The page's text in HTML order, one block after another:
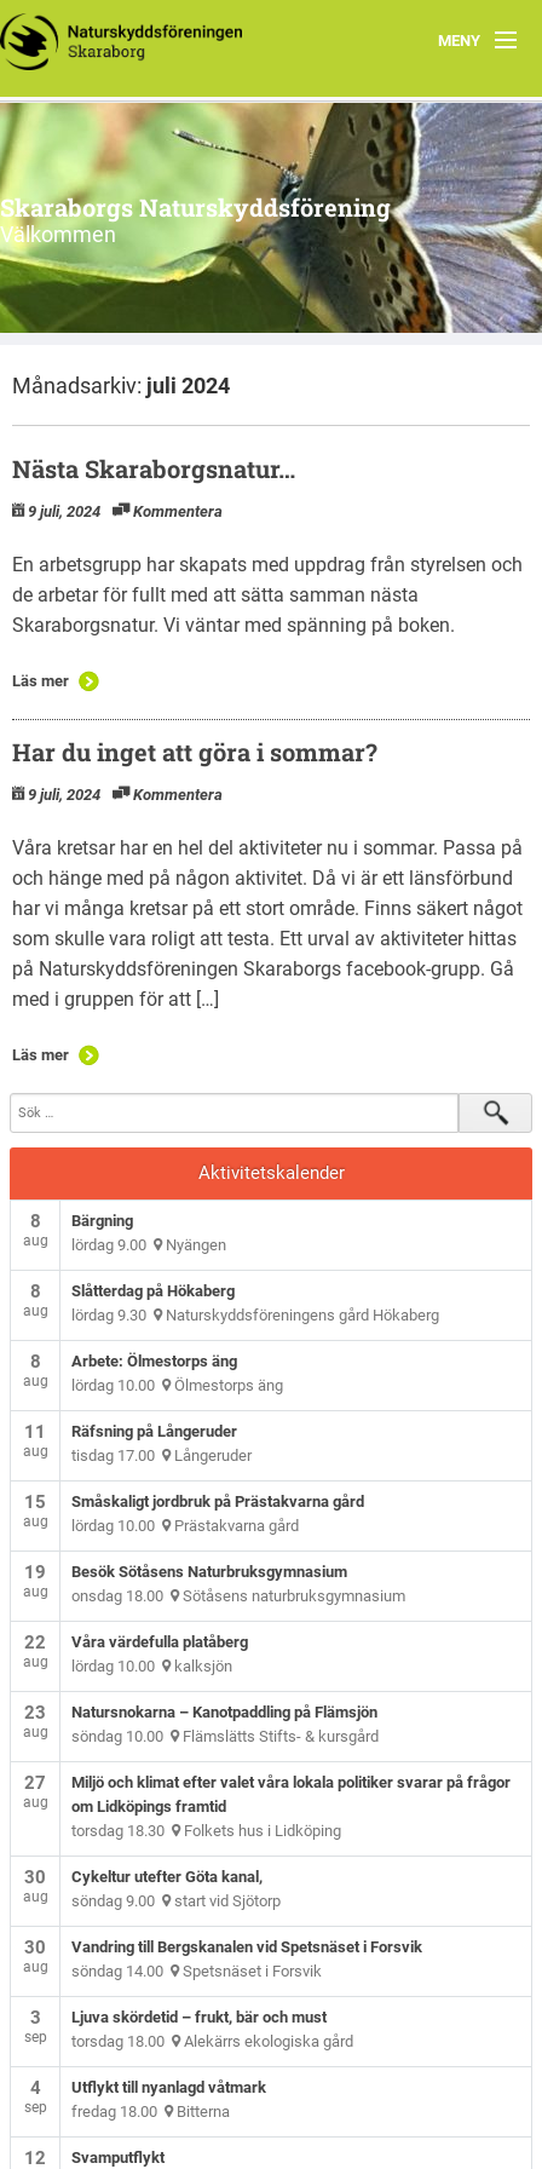
MENY
Startsida
Aktuellt
Kontakta oss
Stoppa brytning av alunskiffer i Västgötabergen
Skaraborgsnatur
Skaraborgs Naturskyddsförening
Välkommen
Månadsarkiv: juli 2024
Nästa Skaraborgsnatur…
9 juli, 2024 Kommentera
En arbetsgrupp har skapats med uppdrag från styrelsen och
de arbetar för fullt med att sätta samman nästa
Skaraborgsnatur. Vi väntar med spänning på boken.
Läs mer
Har du inget att göra i sommar?
9 juli, 2024 Kommentera
Våra kretsar har en hel del aktiviteter nu i sommar. Passa på
och hänge med på någon aktivitet. Då vi är ett länsförbund
har vi många kretsar på ett stort område. Finns säkert något
som skulle vara roligt att testa. Ett urval av aktiviteter hittas
på Naturskyddsföreningen Skaraborgs facebook-grupp. Gå
med i gruppen för att […]
Läs mer
Aktivitetskalender
8
aug
Bärgning
lördag 9.00 Nyängen
8
aug
Slåtterdag på Hökaberg
lördag 9.30 Naturskyddsföreningens gård Hökaberg
8
aug
Arbete: Ölmestorps äng
lördag 10.00 Ölmestorps äng
11
aug
Räfsning på Långeruder
tisdag 17.00 Långeruder
15
aug
Småskaligt jordbruk på Prästakvarna gård
lördag 10.00 Prästakvarna gård
19
aug
Besök Sötåsens Naturbruksgymnasium
onsdag 18.00 Sötåsens naturbruksgymnasium
22
aug
Våra värdefulla platåberg
lördag 10.00 kalksjön
23
aug
Natursnokarna – Kanotpaddling på Flämsjön
söndag 10.00 Flämslätts Stifts- & kursgård
27
aug
Miljö och klimat efter valet våra lokala politiker svarar på frågor
om Lidköpings framtid
torsdag 18.30 Folkets hus i Lidköping
30
aug
Cykeltur utefter Göta kanal,
söndag 9.00 start vid Sjötorp
30
aug
Vandring till Bergskanalen vid Spetsnäset i Forsvik
söndag 14.00 Spetsnäset i Forsvik
3
sep
Ljuva skördetid – frukt, bär och must
torsdag 18.00 Alekärrs ekologiska gård
4
sep
Utflykt till nyanlagd våtmark
fredag 18.00 Bitterna
12 Svamputflykt